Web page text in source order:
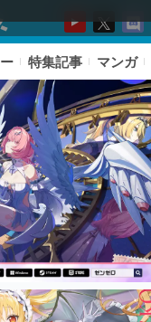
特集記事 マンガ